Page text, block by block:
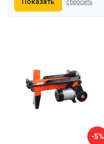
Показать сбросить
-5%